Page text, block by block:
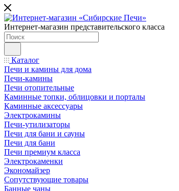
Интернет-магазин представительского класса
Каталог
Печи и камины для дома
Печи-камины
Печи отопительные
Каминные топки, облицовки и порталы
Каминные аксессуары
Электрокамины
Печи-утилизаторы
Печи для бани и сауны
Печи для бани
Печи премиум класса
Электрокаменки
Экономайзер
Сопутствующие товары
Банные чаны